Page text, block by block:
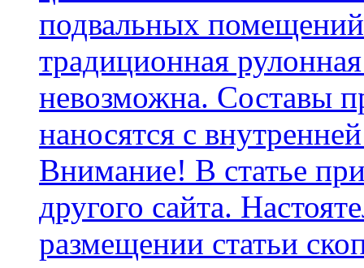
подвальных
традиционная
невозможна. Составы
наносятся с
Внимание! В статье
другого сайта.
размещении статьи